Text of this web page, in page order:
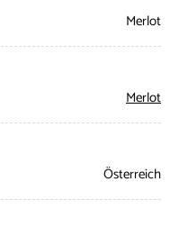
Merlot
Merlot
Österreich